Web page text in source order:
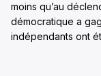
moins qu’au
démocratique a
indépendants ont